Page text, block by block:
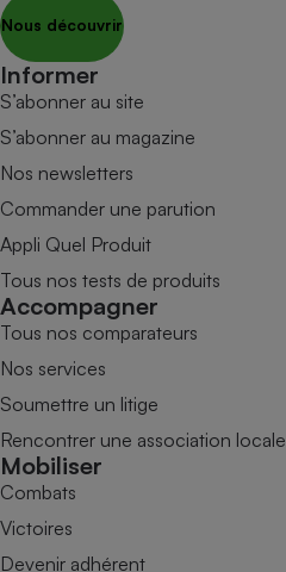
Nous découvrir
Informer
S’abonner au site
S’abonner au magazine
Nos newsletters
Commander une parution
Appli Quel Produit
Tous nos tests de produits
Accompagner
Tous nos comparateurs
Nos services
Soumettre un litige
Rencontrer une association locale
Mobiliser
Combats
Victoires
Devenir adhérent